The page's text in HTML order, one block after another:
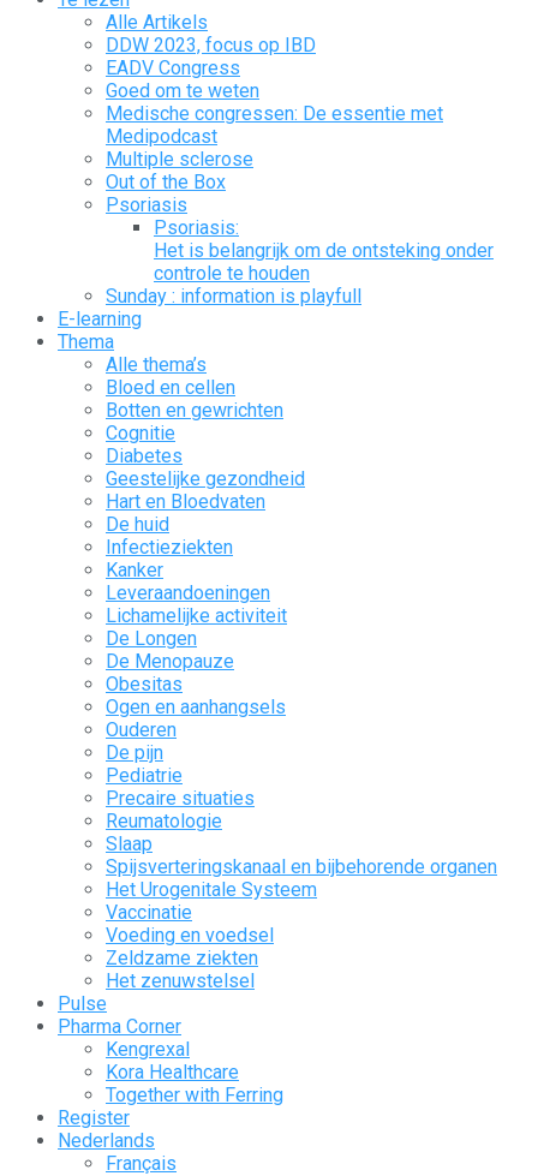
Alle Artikels
DDW 2023, focus op IBD
EADV Congress
Goed om te weten
Medische congressen: De essentie met
Medipodcast
Multiple sclerose
Out of the Box
Psoriasis
Psoriasis:
Het is belangrijk om de ontsteking onder
controle te houden
Sunday : information is playfull
E-learning
Thema
Alle thema’s
Bloed en cellen
Botten en gewrichten
Cognitie
Diabetes
Geestelijke gezondheid
Hart en Bloedvaten
De huid
Infectieziekten
Kanker
Leveraandoeningen
Lichamelijke activiteit
De Longen
De Menopauze
Obesitas
Ogen en aanhangsels
Ouderen
De pijn
Pediatrie
Precaire situaties
Reumatologie
Slaap
Spijsverteringskanaal en bijbehorende organen
Het Urogenitale Systeem
Vaccinatie
Voeding en voedsel
Zeldzame ziekten
Het zenuwstelsel
Pulse
Pharma Corner
Kengrexal
Kora Healthcare
Together with Ferring
Register
Nederlands
Français